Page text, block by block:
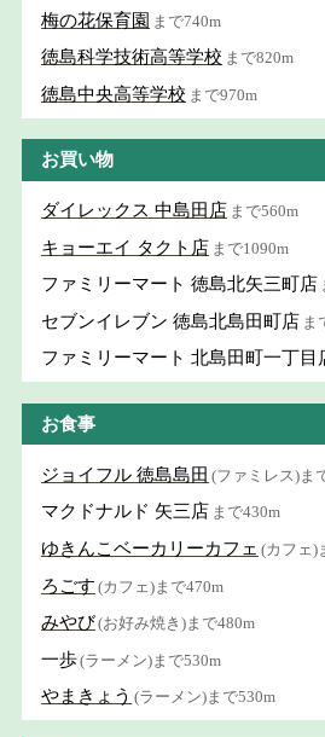
梅の花保育園 まで740m
徳島科学技術高等学校 まで820m
徳島中央高等学校 まで970m
お買い物
ダイレックス 中島田店 まで560m
キョーエイ タクト店 まで1090m
ファミリーマート 徳島北矢三町店
セブンイレブン 徳島北島田町店 ま
ファミリーマート 北島田町一丁目
お食事
ジョイフル 徳島島田 (ファミレス)ま
マクドナルド 矢三店 まで430m
ゆきんこベーカリーカフェ (カフェ)
ろごす (カフェ)まで470m
みやび(お好み焼き)まで480m
一歩(ラーメン)まで530m
やまきょう (ラーメン)まで530m